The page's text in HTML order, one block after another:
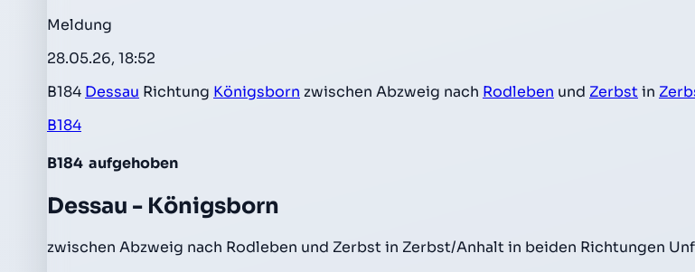
Meldung
28.05.26, 18:52
B184 Dessau Richtung Königsborn zwischen Abzweig nach Rodleben und Zerbstin
B184
B184 aufgehoben
Dessau - Königsborn
zwischen Abzweig nach Rodleben und Zerbst in Zerbst/Anhalt in beiden Richtungen